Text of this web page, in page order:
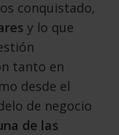
conquistado,
y lo que
tanto en
desde el
de negocio
de las